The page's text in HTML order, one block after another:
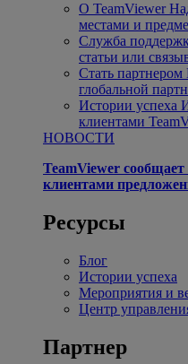
О TeamViewer
местами и
Служба
статьи или
Стать партнером
глобальной
Истории успеха
клиентами
НОВОСТИ
TeamViewer
клиентами
Ресурсы
Блог
Истории успеха
Мероприятия и
Центр
Партнер